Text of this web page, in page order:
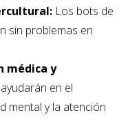
Los bots de
sin problemas en
médica y
en el
mental y la atención